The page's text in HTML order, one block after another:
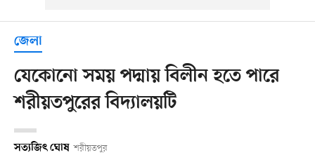
জেলা
যেকোনো সময় পদ্মায় বিলীন হতে পারে
শরীয়তপুরের বিদ্যালয়টি
সত্যজিৎ ঘোষ শরীয়তপুর